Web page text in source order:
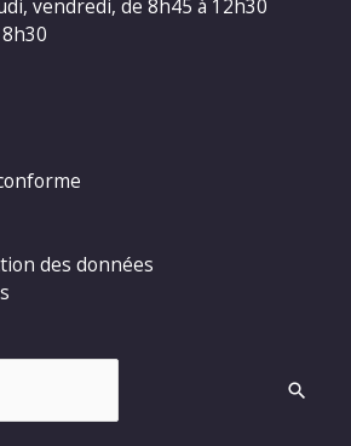
vendredi, de 8h45 à 12h30
des données